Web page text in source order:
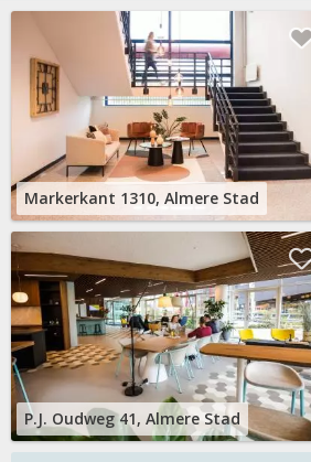
Prijs
Markerkant 1310, Almere Stad
P.J. Oudweg 41, Almere Stad